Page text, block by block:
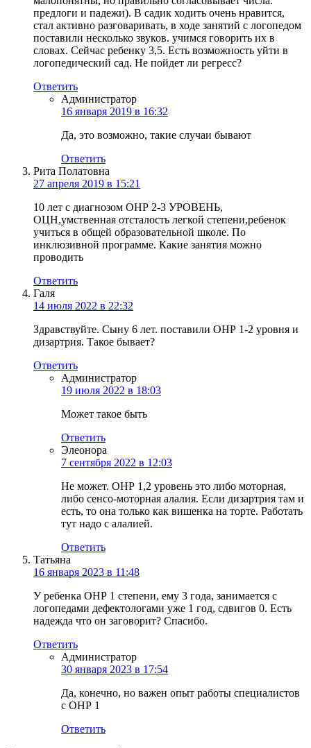
предлоги и падежи). В садик ходить очень нравится,
стал активно разговаривать, в ходе занятий с логопедом
поставили несколько звуков. учимся говорить их в
словах. Сейчас ребенку 3,5. Есть возможность уйти в
логопедический сад. Не пойдет ли регресс?
Ответить
Администратор
16 января 2019 в 16:32
Да, это возможно, такие случаи бывают
Ответить
Рита Полатовна
27 апреля 2019 в 15:21
10 лет с диагнозом ОНР 2-3 УРОВЕНЬ,
ОЦН,умственная отсталость легкой степени,ребенок
учиться в общей образовательной школе. По
инклюзивной программе. Какие занятия можно
проводить
Ответить
Галя
14 июля 2022 в 22:32
Здравствуйте. Сыну 6 лет. поставили ОНР 1-2 уровня и
дизартрия. Такое бывает?
Ответить
Администратор
19 июля 2022 в 18:03
Может такое быть
Ответить
Элеонора
7 сентября 2022 в 12:03
Не может. ОНР 1,2 уровень это либо моторная,
либо сенсо-моторная алалия. Если дизартрия там и
есть, то она только как вишенка на торте. Работать
тут надо с алалией.
Ответить
Татьяна
16 января 2023 в 11:48
У ребенка ОНР 1 степени, ему 3 года, занимается с
логопедами дефектологами уже 1 год, сдвигов 0. Есть
надежда что он заговорит? Спасибо.
Ответить
Администратор
30 января 2023 в 17:54
Да, конечно, но важен опыт работы специалистов
с ОНР 1
Ответить